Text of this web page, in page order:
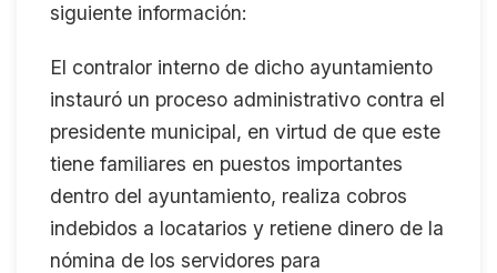
siguiente información:
El contralor interno de dicho ayuntamiento
instauró un proceso administrativo contra el
presidente municipal, en virtud de que este
tiene familiares en puestos importantes
dentro del ayuntamiento, realiza cobros
indebidos a locatarios y retiene dinero de la
nómina de los servidores para